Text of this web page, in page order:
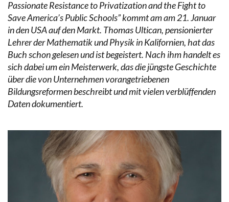
Passionate Resistance to Privatization and the Fight to
Save America’s Public Schools” kommt am am 21. Januar
in den USA auf den Markt. Thomas Ultican, pensionierter
Lehrer der Mathematik und Physik in Kalifornien, hat das
Buch schon gelesen und ist begeistert. Nach ihm handelt es
sich dabei um ein Meisterwerk, das die jüngste Geschichte
über die von Unternehmen vorangetriebenen
Bildungsreformen beschreibt und mit vielen verblüffenden
Daten dokumentiert.